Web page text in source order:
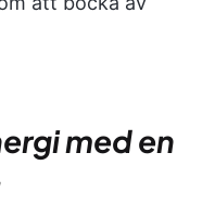
med en